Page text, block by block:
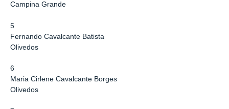
Campina Grande
5
Fernando Cavalcante Batista
Olivedos
6
Maria Cirlene Cavalcante Borges
Olivedos